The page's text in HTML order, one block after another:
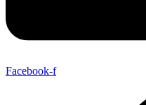
Facebook-f